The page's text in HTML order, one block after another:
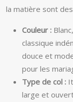
la matière sont
Couleur :
classique
douce et
pour les
Type de col :
large et